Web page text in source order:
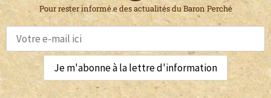
Pour rester informé.e des actualités du Baron Perché